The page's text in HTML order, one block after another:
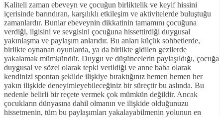
Kaliteli zaman ebeveyn ve çocuğun birliktelik ve keyif hissini
içerisinde barındıran, karşılıklı etkileşim ve aktivitelerde buluştuğu
zamanlardır. Bunlar ebeveynin dikkatinin tamamını çocuğuna
verdiği, ilgisini ve sevgisini çocuğuna hissettirdiği duygusal
yakınlaşma ve paylaşım anlarıdır. Bu anları küçük sohbetlerde,
birlikte oynanan oyunlarda, ya da birlikte gidilen gezilerde
yakalamak mümkündür. Duygu ve düşüncelerin paylaşıldığı, çocuğa
duygusal ve sözel olarak tepki verildiği ve anne baba olarak
kendinizi spontan şekilde ilişkiye bıraktığınız hemen hemen her
yakın ilişkide deneyimleyebileceğiniz bir süreçtir bu aslında. Bu
nedenle belirli bir reçete vermek çok mümkün değildir. Ancak
çocukların dünyasına dahil olmanın ve ilişkide olduğunuzu
hissetmenin, tüm bu paylaşımları yakalayabilmenin yolunun en